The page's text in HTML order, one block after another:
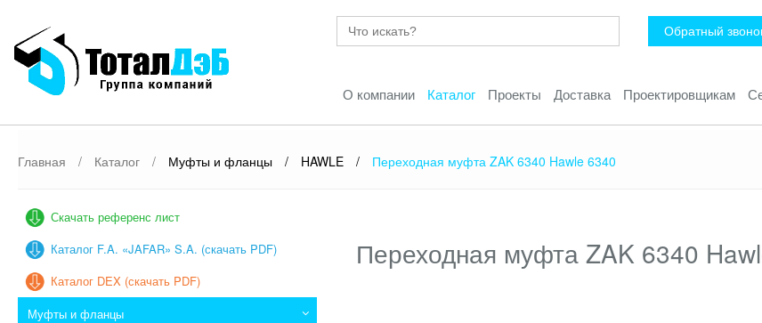
Обратный
О компании Каталог Проекты Доставка Проектировщикам
Главная / Каталог / Муфты и фланцы / HAWLE / Переходная муфта ZAK 6340 Hawle 6340
Скачать референс лист
Каталог F.A. «JAFAR» S.A. (скачать PDF)
Каталог DEX (скачать PDF)
Муфты и фланцы
Переходная муфта ZAK 6340